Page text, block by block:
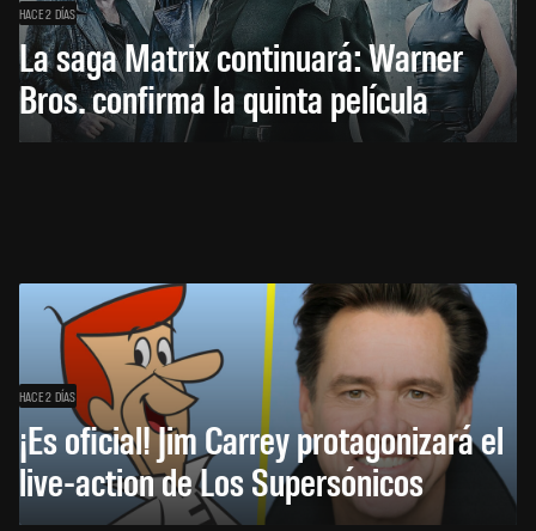
HACE 2 DÍAS
La saga Matrix continuará: Warner
Bros. confirma la quinta película
HACE 2 DÍAS
¡Es oficial! Jim Carrey protagonizará el
live-action de Los Supersónicos